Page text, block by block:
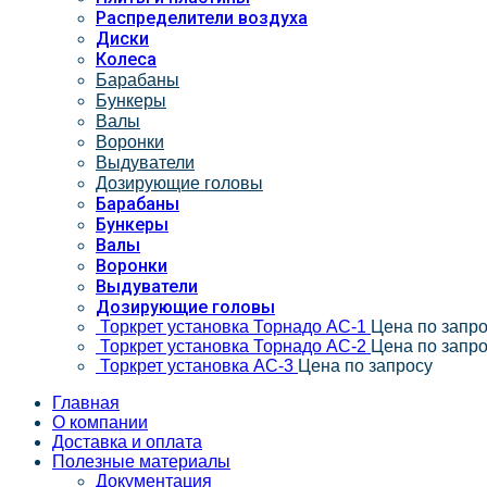
Распределители воздуха
Диски
Колеса
Барабаны
Бункеры
Валы
Воронки
Выдуватели
Дозирующие головы
Барабаны
Бункеры
Валы
Воронки
Выдуватели
Дозирующие головы
Торкрет установка Торнадо АС-1 Цена по
Торкрет установка Торнадо АС-2 Цена по
Торкрет установка АС-3 Цена по запросу
Главная
О компании
Доставка и оплата
Полезные материалы
Документация